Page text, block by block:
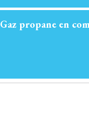
Gaz propane en